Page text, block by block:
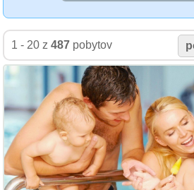
1 - 20 z 487 pobytov